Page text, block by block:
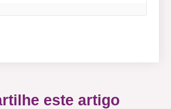
este artigo